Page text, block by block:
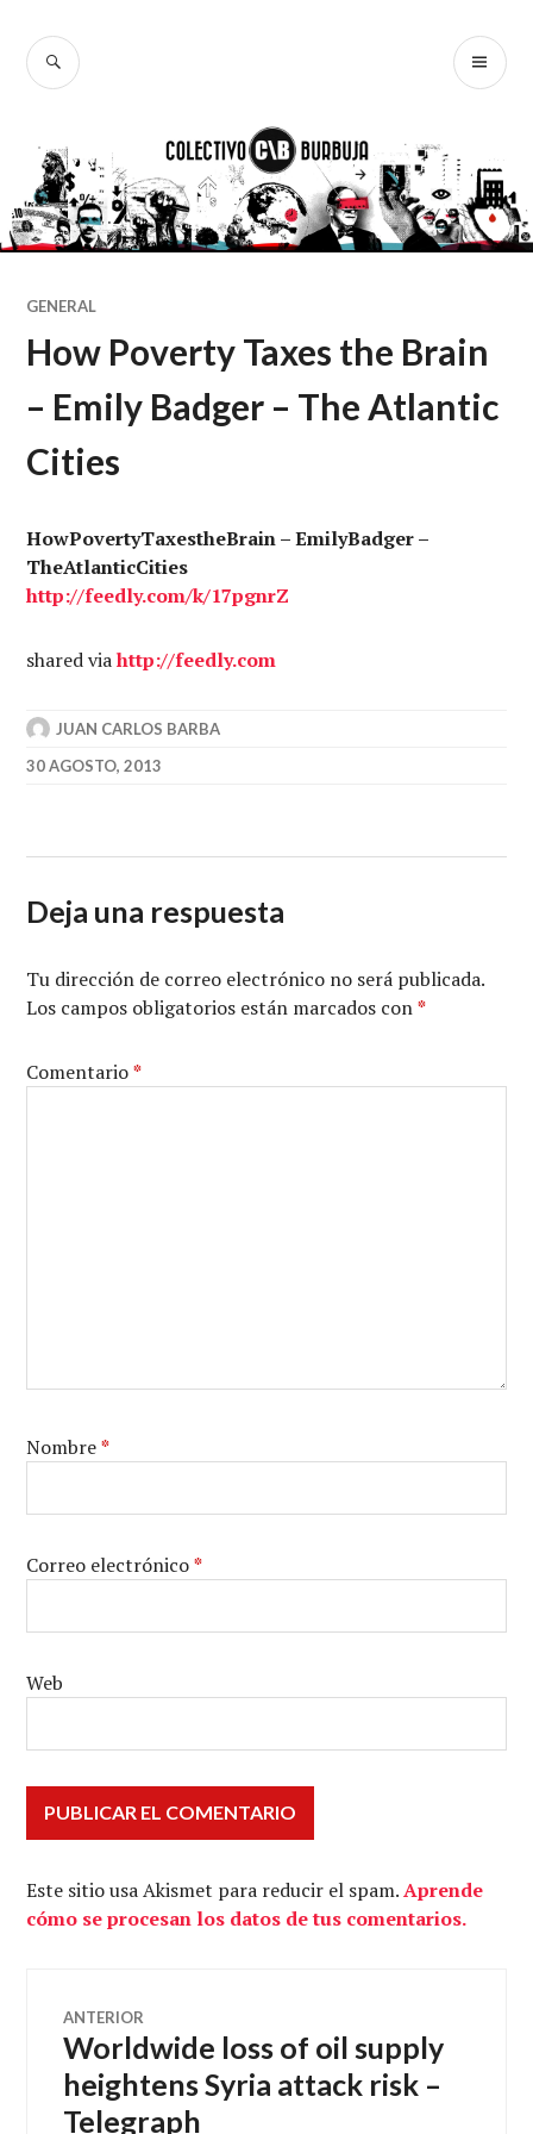
contenido
BUSCAR
GENERAL
How Poverty Taxes the Brain
– Emily Badger – The Atlantic
Cities
HowPovertyTaxestheBrain – EmilyBadger –
TheAtlanticCities
http://feedly.com/k/17pgnrZ
shared viahttp://feedly.com
JUAN CARLOS BARBA
30 AGOSTO, 2013
Deja una respuesta
Tu dirección de correo electrónico no será publicada.
Los campos obligatorios están marcados con*
Comentario*
Nombre*
Correo electrónico*
Web
Este sitio usa Akismet para reducir el spam.Aprende
cómo se procesan los datos de tus comentarios.
Navegación
de
ANTERIOR
Entrada
anterior:
Worldwide loss of oil supply
heightens Syria attack risk –
Telegraph